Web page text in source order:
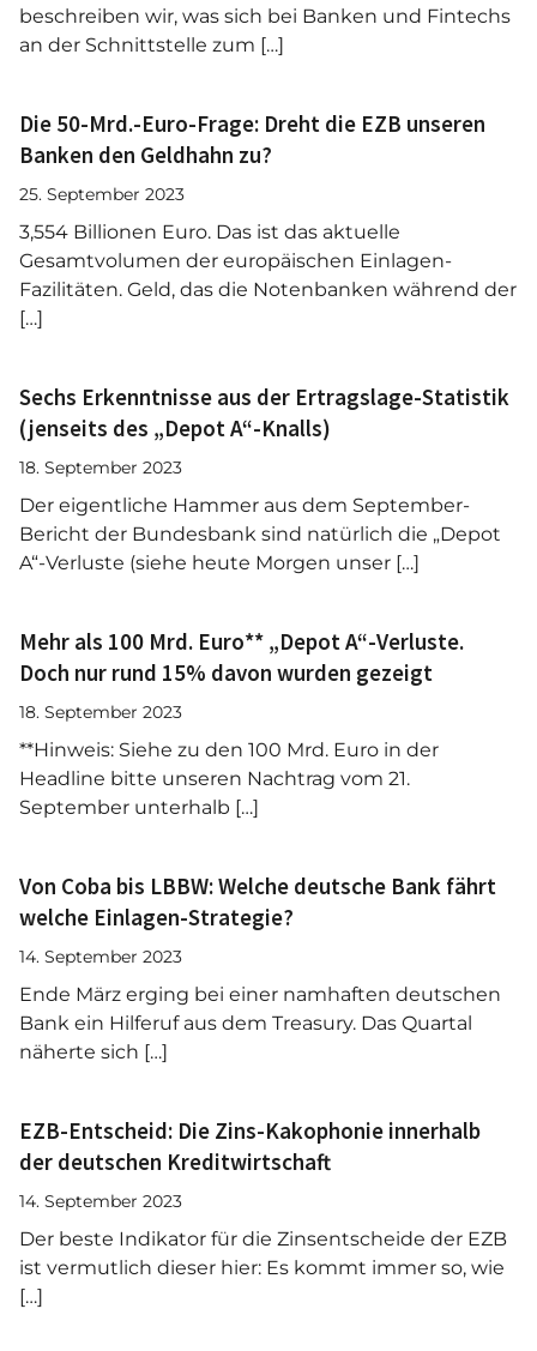
beschreiben wir, was sich bei Banken und Fintechs
an der Schnittstelle zum […]
Die 50-Mrd.-Euro-Frage: Dreht die EZB unseren
Banken den Geldhahn zu?
25. September 2023
3,554 Billionen Euro. Das ist das aktuelle
Gesamtvolumen der europäischen Einlagen-
Fazilitäten. Geld, das die Notenbanken während der
[…]
Sechs Erkenntnisse aus der Ertragslage-Statistik
(jenseits des „Depot A“-Knalls)
18. September 2023
Der eigentliche Hammer aus dem September-
Bericht der Bundesbank sind natürlich die „Depot
A“-Verluste (siehe heute Morgen unser […]
Mehr als 100 Mrd. Euro** „Depot A“-Verluste.
Doch nur rund 15% davon wurden gezeigt
18. September 2023
**Hinweis: Siehe zu den 100 Mrd. Euro in der
Headline bitte unseren Nachtrag vom 21.
September unterhalb […]
Von Coba bis LBBW: Welche deutsche Bank fährt
welche Einlagen-Strategie?
14. September 2023
Ende März erging bei einer namhaften deutschen
Bank ein Hilferuf aus dem Treasury. Das Quartal
näherte sich […]
EZB-Entscheid: Die Zins-Kakophonie innerhalb
der deutschen Kreditwirtschaft
14. September 2023
Der beste Indikator für die Zinsentscheide der EZB
ist vermutlich dieser hier: Es kommt immer so, wie
[…]